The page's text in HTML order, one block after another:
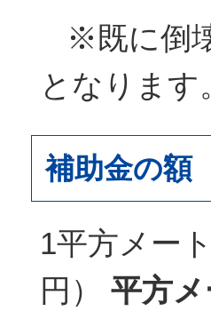
※既に倒
となります
補助金の額
1平方メー
円） 平方